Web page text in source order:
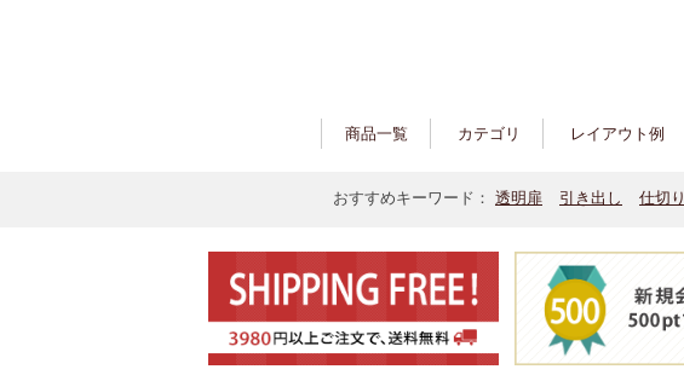
商品一覧 カテゴリ レイアウト例
おすすめキーワード： 透明扉 引き出し 仕切り